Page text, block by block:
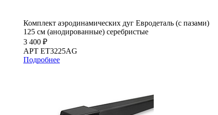
Комплект аэродинамических дуг Евродеталь (с пазами)
125 см (анодированные) серебристые
3 400 ₽
АРТ ET3225AG
Подробнее